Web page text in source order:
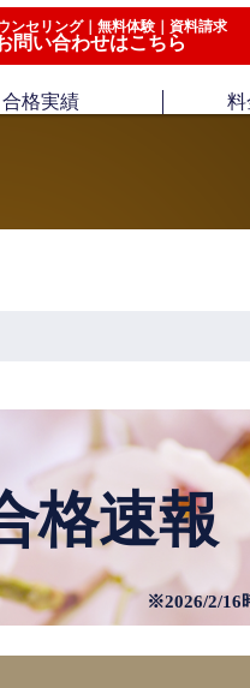
ンセリング｜無料体験｜資料請求
問い合わせはこちら
合格実績 料
格速報
※2026/2/16